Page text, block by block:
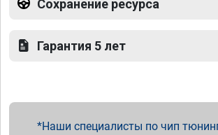
Сохранение ресурса
Гарантия 5 лет
Наши специалисты по чип